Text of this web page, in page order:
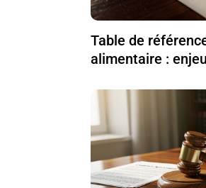
Table de
alimentaire :